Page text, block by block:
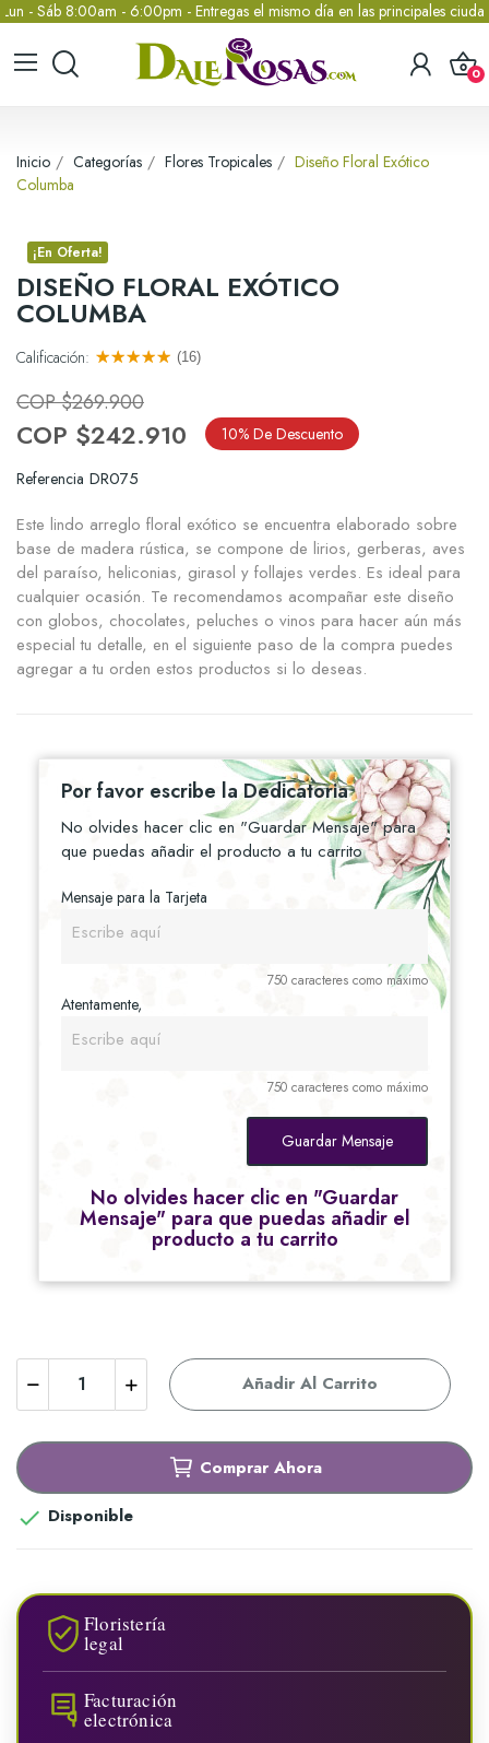
8:00am - 6:00pm - Entregas el mismo día en las principales
0
Inicio Categorías Flores Tropicales
Diseño Floral Exótico
Columba
¡En Oferta!
DISEÑO FLORAL EXÓTICO
COLUMBA
Calificación: (16)
COP $269.900
COP $242.910 10% De Descuento
Referencia DR075
Este lindo arreglo floral exótico se encuentra elaborado sobre
base de madera rústica, se compone de lirios, gerberas, aves
del paraíso, heliconias, girasol y follajes verdes. Es ideal para
cualquier ocasión. Te recomendamos acompañar este diseño
con globos, chocolates, peluches o vinos para hacer aún más
especial tu detalle, en el siguiente paso de la compra puedes
agregar a tu orden estos productos si lo deseas.
Por favor escribe la Dedicatoria
No olvides hacer clic en "Guardar Mensaje" para
que puedas añadir el producto a tu carrito
Mensaje para la Tarjeta
750 caracteres como máximo
Atentamente,
750 caracteres como máximo
Guardar Mensaje
No olvides hacer clic en "Guardar
Mensaje" para que puedas añadir el
producto a tu carrito
Añadir Al Carrito
Comprar Ahora
 Disponible
Floristería
legal
Facturación
electrónica